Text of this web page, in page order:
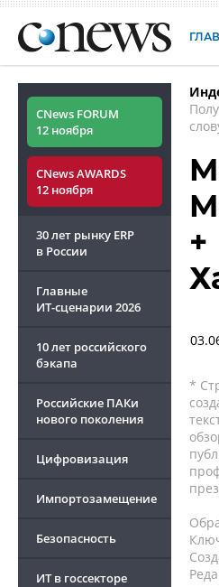
CNews FORUM
12 ноября
CNews AWARDS
12 ноября
30 лет рынку ERP
в России
Главные
ИТ-сценарии 2026
10 лет российского
бэкапа
Российские ПАКи
нового поколения
Цифровизация
Импортозамещение
Безопасность
ИТ в госсекторе
+
*